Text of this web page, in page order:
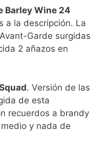
Barley Wine 24
a la descripción. La
Garde surgidas
2 añazos en
. Versión de las
de esta
recuerdos a brandy
y nada de